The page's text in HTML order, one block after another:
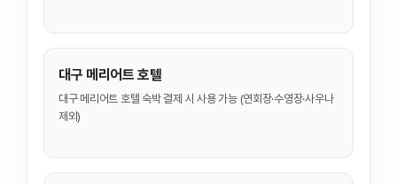
대구 메리어트 호텔
대구 메리어트 호텔 숙박 결제 시 사용 가능 (연회장·수영장·사우나
제외)